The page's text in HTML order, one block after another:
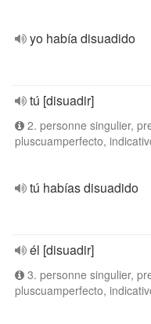
yo había disuadido
tú [disuadir]
2. personne singulier,
pluscuamperfecto,
tú habías disuadido
él [disuadir]
3. personne singulier,
pluscuamperfecto,